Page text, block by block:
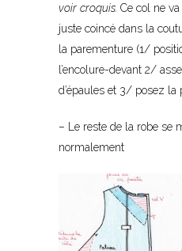
voir croquis. Ce col ne
juste coincé dans la
la parementure (1/
l’encolure-devant 2/
d’épaules et 3/ posez la
– Le reste de la robe se
normalement